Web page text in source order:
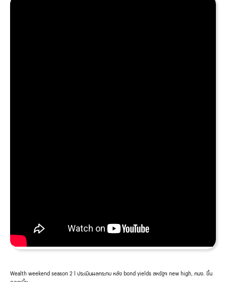
Wealth weekend season 2 l ประเมินผลกระทบ หลัง bond yields สหรัฐฯ new high, กนง. ขึ้น